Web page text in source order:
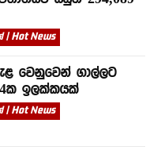
Hot News
වෙනුවෙන් ගාල්ලට
ඉලක්කයක්
Hot News